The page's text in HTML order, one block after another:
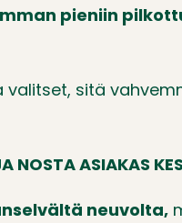
pieniin
sitä
NOSTA ASIAKAS
neuvolta,